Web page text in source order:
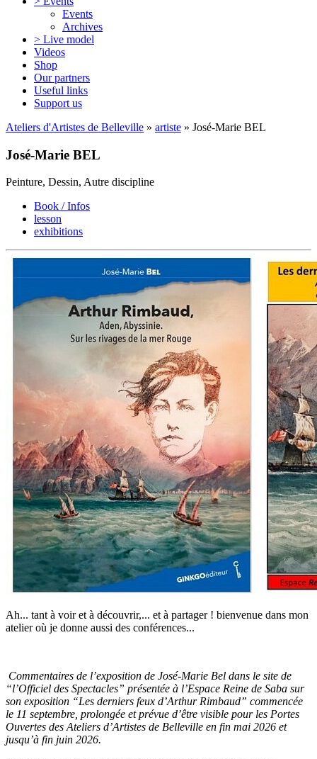
Events
Archives
> Live model
Videos
Shop
Our partners
Useful links
Support us
Ateliers d'Artistes de Belleville » artiste » José-Marie BEL
José-Marie BEL
Peinture, Dessin, Autre discipline
Book / Infos
lesson
exhibitions
Ah... tant à voir et à découvrir,... et à partager ! bienvenue dans mon
atelier où je donne aussi des conférences...
Commentaires de l’exposition de José-Marie Bel dans le site de
“l’Officiel des Spectacles” présentée à l’Espace Reine de Saba sur
son exposition “Les derniers feux d’Arthur Rimbaud” commencée
le 11 septembre, prolongée et prévue d’être visible pour les Portes
Ouvertes des Ateliers d’Artistes de Belleville en fin mai 2026 et
jusqu’à fin juin 2026.